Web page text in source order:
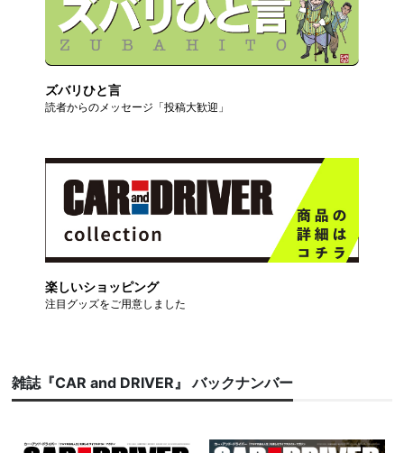
ズバリひと言
読者からのメッセージ「投稿大歓迎」
楽しいショッピング
注目グッズをご用意しました
雑誌『CAR and DRIVER』 バックナンバー